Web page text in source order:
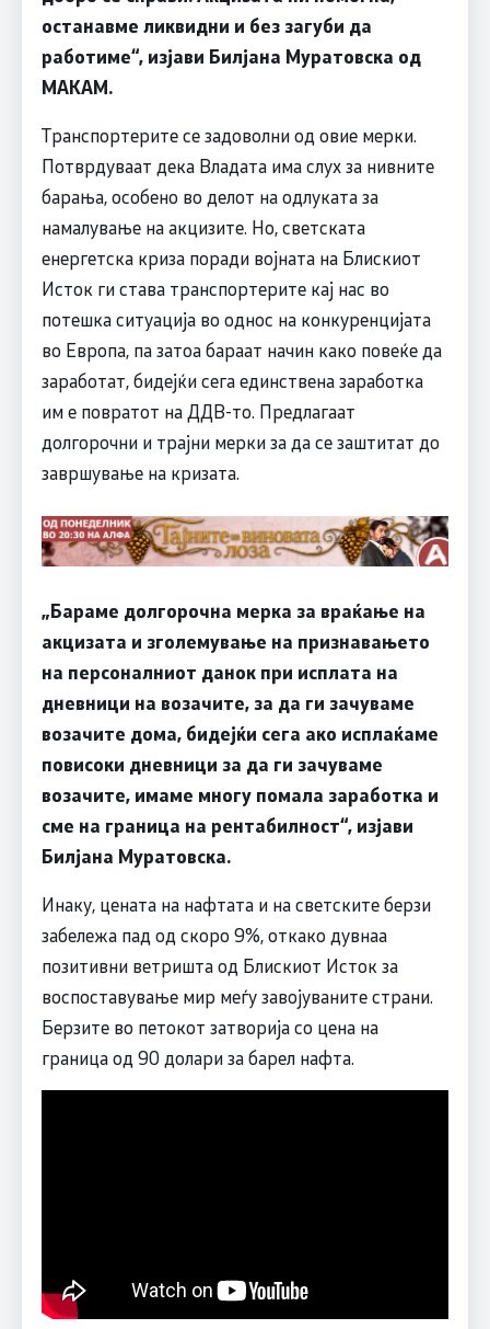
останавме ликвидни и без загуби да
работиме“, изјави Билјана Муратовска од
МАКАМ.
Транспортерите се задоволни од овие мерки.
Потврдуваат дека Владата има слух за нивните
барања, особено во делот на одлуката за
намалување на акцизите. Но, светската
енергетска криза поради војната на Блискиот
Исток ги става транспортерите кај нас во
потешка ситуација во однос на конкуренцијата
во Европа, па затоа бараат начин како повеќе да
заработат, бидејќи сега единствена заработка
им е повратот на ДДВ-то. Предлагаат
долгорочни и трајни мерки за да се заштитат до
завршување на кризата.
„Бараме долгорочна мерка за враќање на
акцизата и зголемување на признавањето
на персоналниот данок при исплата на
дневници на возачите, за да ги зачуваме
возачите дома, бидејќи сега ако исплаќаме
повисоки дневници за да ги зачуваме
возачите, имаме многу помала заработка и
сме на граница на рентабилност“, изјави
Билјана Муратовска.
Инаку, цената на нафтата и на светските берзи
забележа пад од скоро 9%, откако дувнаа
позитивни ветришта од Блискиот Исток за
воспоставување мир меѓу завојуваните страни.
Берзите во петокот затворија со цена на
граница од 90 долари за барел нафта.